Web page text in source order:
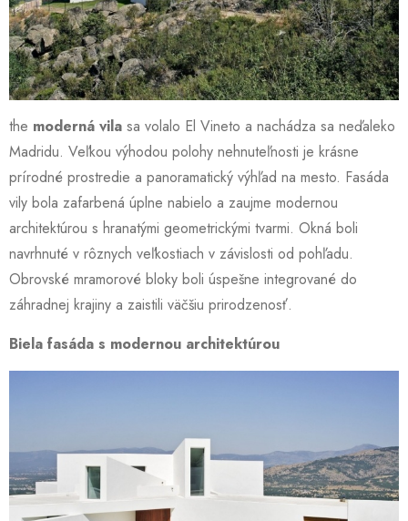
the moderná vila sa volalo El Vineto a nachádza sa neďaleko
Madridu. Veľkou výhodou polohy nehnuteľnosti je krásne
prírodné prostredie a panoramatický výhľad na mesto. Fasáda
vily bola zafarbená úplne nabielo a zaujme modernou
architektúrou s hranatými geometrickými tvarmi. Okná boli
navrhnuté v rôznych veľkostiach v závislosti od pohľadu.
Obrovské mramorové bloky boli úspešne integrované do
záhradnej krajiny a zaistili väčšiu prirodzenosť.
Biela fasáda s modernou architektúrou